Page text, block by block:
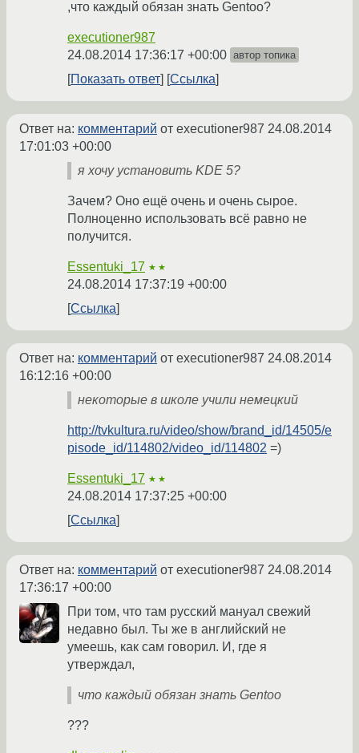
,что каждый обязан знать Gentoo?
executioner987
24.08.2014 17:36:17 +00:00 автор топика
Показать ответ Ссылка
Ответ на: комментарий от executioner987 24.08.2014
17:01:03 +00:00
я хочу установить KDE 5?
Зачем? Оно ещё очень и очень сырое.
Полноценно использовать всё равно не
получится.
Essentuki_17 ★★
24.08.2014 17:37:19 +00:00
Ссылка
Ответ на: комментарий от executioner987 24.08.2014
16:12:16 +00:00
некоторые в школе учили немецкий
http://tvkultura.ru/video/show/brand_id/14505/e
pisode_id/114802/video_id/114802 =)
Essentuki_17 ★★
24.08.2014 17:37:25 +00:00
Ссылка
Ответ на: комментарий от executioner987 24.08.2014
17:36:17 +00:00
При том, что там русский мануал свежий
недавно был. Ты же в английский не
умеешь, как сам говорил. И, где я
утверждал,
что каждый обязан знать Gentoo
???